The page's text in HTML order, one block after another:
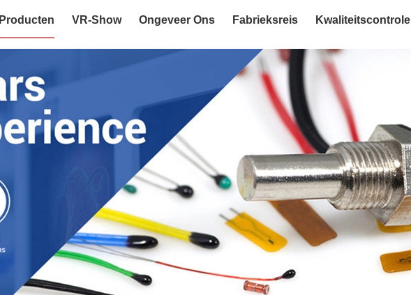
Producten VR-Show Ongeveer Ons Fabrieksreis Kwaliteitscontrole